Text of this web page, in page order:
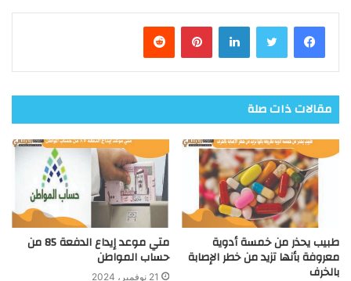
فيسبوك تويتر لينكدإن بينتيريست
مقالات ذات صلة
طبيب يحذر من خمسة أدوية
معروفة بأنها تزيد من خطر الإصابة
بالخرف
متي موعد إيداع الدفعة 85 من
حساب المواطن
21 نوفمبر، 2024